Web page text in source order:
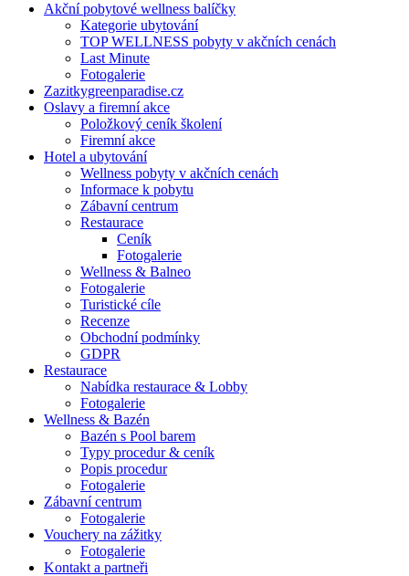
Akční pobytové wellness balíčky
Kategorie ubytování
TOP WELLNESS pobyty v akčních cenách
Last Minute
Fotogalerie
Zazitkygreenparadise.cz
Oslavy a firemní akce
Položkový ceník školení
Firemní akce
Hotel a ubytování
Wellness pobyty v akčních cenách
Informace k pobytu
Zábavní centrum
Restaurace
Ceník
Fotogalerie
Wellness & Balneo
Fotogalerie
Turistické cíle
Recenze
Obchodní podmínky
GDPR
Restaurace
Nabídka restaurace & Lobby
Fotogalerie
Wellness & Bazén
Bazén s Pool barem
Typy procedur & ceník
Popis procedur
Fotogalerie
Zábavní centrum
Fotogalerie
Vouchery na zážitky
Fotogalerie
Kontakt a partneři